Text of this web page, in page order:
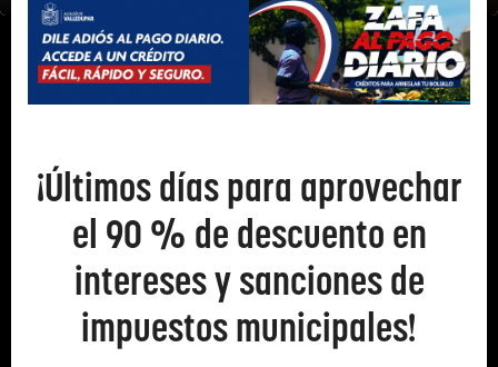
¡Últimos días para aprovechar
el 90 % de descuento en
intereses y sanciones de
impuestos municipales!